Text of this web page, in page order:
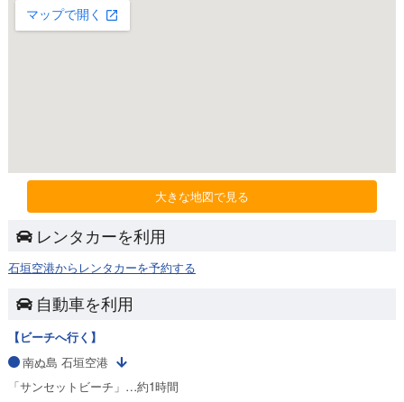
大きな地図で見る
レンタカーを利用
石垣空港からレンタカーを予約する
自動車を利用
【ビーチへ行く】
南ぬ島 石垣空港
「サンセットビーチ」…約1時間